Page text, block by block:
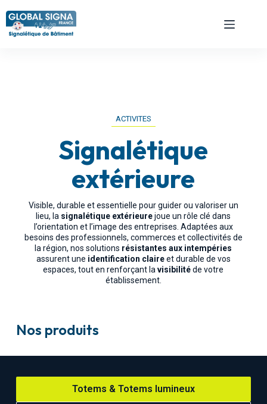
ACTIVITES
Signalétique
extérieure
Visible, durable et essentielle pour guider ou valoriser un
lieu, la signalétique extérieurejoue un rôle clé dans
l’orientation et l’image des entreprises. Adaptées aux
besoins des professionnels, commerces et collectivités de
la région, nos solutions résistantes aux intempéries
assurent une identification claireet durable de vos
espaces, tout en renforçant lavisibilitéde votre
établissement.
Nos produits
Totems & Totems lumineux